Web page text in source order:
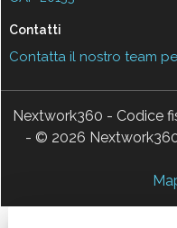
Contatti
Contatta il nostro team
Nextwork360 - Codice
- © 2026